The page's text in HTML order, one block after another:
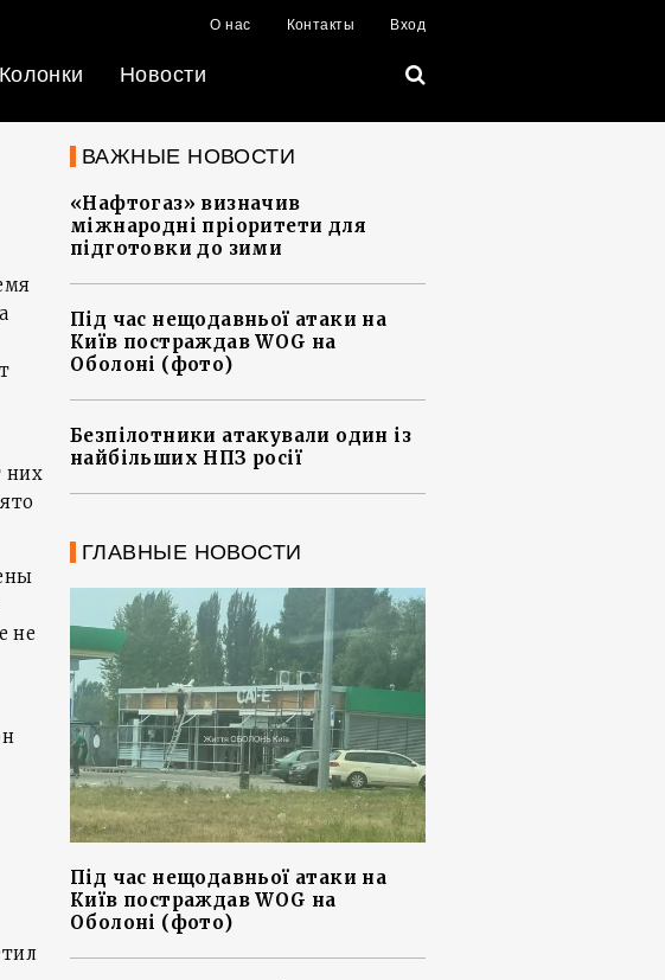
О нас Контакты Вход
Колонки Новости
них
не
ВАЖНЫЕ НОВОСТИ
«Нафтогаз» визначив
міжнародні пріоритети для
підготовки до зими
Під час нещодавньої атаки на
Київ постраждав WOG на
Оболоні (фото)
Безпілотники атакували один із
найбільших НПЗ росії
ГЛАВНЫЕ НОВОСТИ
Під час нещодавньої атаки на
Київ постраждав WOG на
Оболоні (фото)